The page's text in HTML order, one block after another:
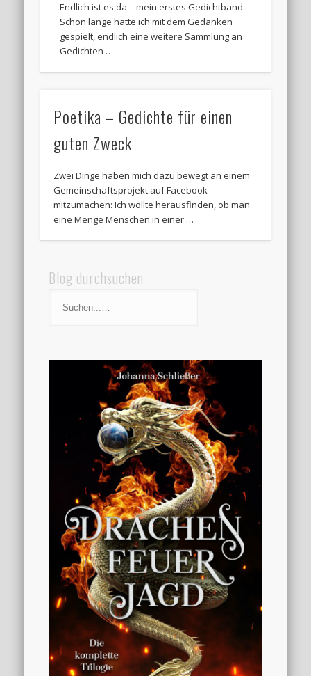
Endlich ist es da – mein erstes Gedichtband
Schon lange hatte ich mit dem Gedanken
gespielt, endlich eine weitere Sammlung an
Gedichten …
Poetika – Gedichte für einen
guten Zweck
Zwei Dinge haben mich dazu bewegt an einem
Gemeinschaftsprojekt auf Facebook
mitzumachen: Ich wollte herausfinden, ob man
eine Menge Menschen in einer …
Blog durchsuchen